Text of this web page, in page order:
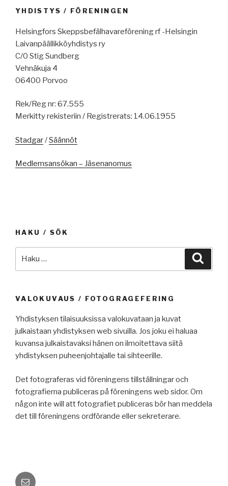
YHDISTYS / FÖRENINGEN
Helsingfors Skeppsbefälhavareförening rf -Helsingin
Laivanpäällikköyhdistys ry
C/0 Stig Sundberg
Vehnäkuja 4
06400 Porvoo
Rek/Reg nr: 67.555
Merkitty rekisteriin / Registrerats: 14.06.1955
Stadgar/Säännöt
Medlemsansökan – Jäsenanomus
HAKU / SÖK
VALOKUVAUS / FOTOGRAGEFERING
Yhdistyksen tilaisuuksissa valokuvataan ja kuvat
julkaistaan yhdistyksen web sivuilla. Jos joku ei haluaa
kuvansa julkaistavaksi hänen on ilmoitettava siitä
yhdistyksen puheenjohtajalle tai sihteerille.
Det fotograferas vid föreningens tillställningar och
fotografierna publiceras på föreningens web sidor. Om
någon inte will att fotografiet publiceras bör han meddela
det till föreningens ordförande eller sekreterare.
Sähköposti